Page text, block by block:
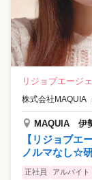
リジョブエージ
株式会社MAQUIA
MAQUIA 伊
【リジョブエ
ノルマなし☆
正社員 アルバイト